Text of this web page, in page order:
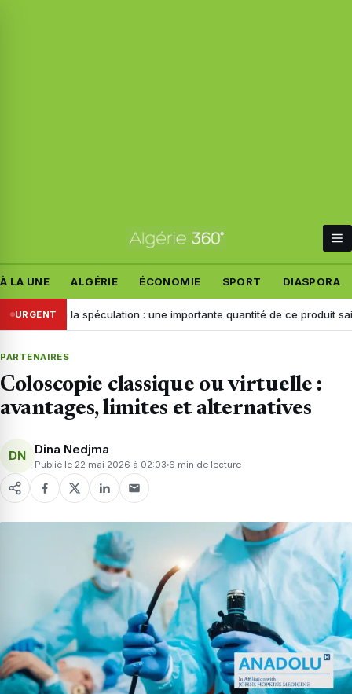
À LA UNE ALGÉRIE ÉCONOMIE SPORT DIASPORA
URGENT
la spéculation : une importante quantité de ce produit saisie à Chlef
PARTENAIRES
Coloscopie classique ou virtuelle :
avantages, limites et alternatives
DN Dina Nedjma
Publié le 22 mai 2026 à 02:03 6 min de lecture